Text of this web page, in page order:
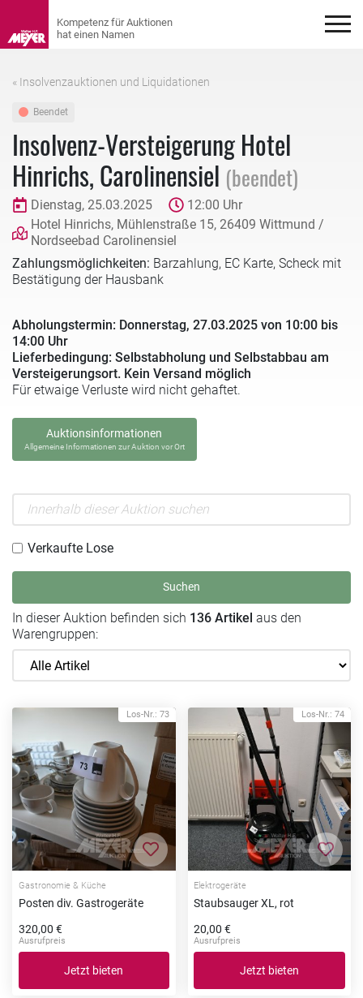
« Insolvenzauktionen und Liquidationen
Beendet
Insolvenz-Versteigerung Hotel
Hinrichs, Carolinensiel (beendet)
Dienstag, 25.03.2025
12:00 Uhr
Hotel Hinrichs, Mühlenstraße 15, 26409 Wittmund /
Nordseebad Carolinensiel
Zahlungsmöglichkeiten: Barzahlung, EC Karte, Scheck mit
Bestätigung der Hausbank
Abholungstermin: Donnerstag, 27.03.2025 von 10:00 bis
14:00 Uhr
Lieferbedingung: Selbstabholung und Selbstabbau am
Versteigerungsort. Kein Versand möglich
Für etwaige Verluste wird nicht gehaftet.
Auktionsinformationen
Allgemeine Informationen zur Auktion vor Ort
Verkaufte Lose
Suchen
In dieser Auktion befinden sich 136 Artikel aus den
Warengruppen:
Los-Nr.: 73
Zur Merkliste hinzufügen
Gastronomie & Küche
Posten div. Gastrogeräte
320,00 €
Ausrufpreis
Jetzt bieten
Los-Nr.: 74
Zur
Elektrogeräte
Staubsauger XL, rot
20,00 €
Ausrufpreis
Jetzt bieten